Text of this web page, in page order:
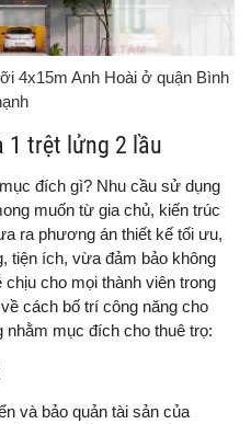
4x15m Anh Hoài ở quận Bình
1 trệt lửng 2 lầu
đích gì? Nhu cầu sử dụng
muốn từ gia chủ, kiến trúc
ra phương án thiết kế tối ưu,
tiện ích, vừa đảm bảo không
chịu cho mọi thành viên trong
cách bố trí công năng cho
mục đích cho thuê trọ:
và bảo quản tài sản của